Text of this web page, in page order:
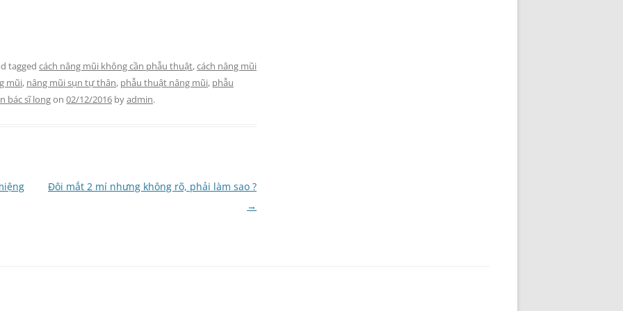
tagged cách nâng mũi không cần phẫu thuật,cách nâng mũi
mũi, nâng mũi sụn tự thân, phẫu thuật nâng mũi, phẫu
bác sĩ longon 02/12/2016 byadmin.
Đôi mắt 2 mí nhưng không rõ, phải làm sao ?
→